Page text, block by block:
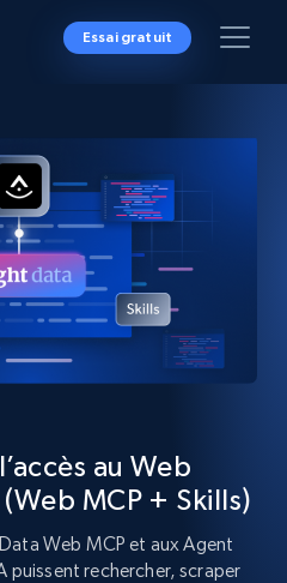
Essai gratuit
au Web
MCP + Skills)
Web MCP et aux Agent
puissent rechercher, scraper